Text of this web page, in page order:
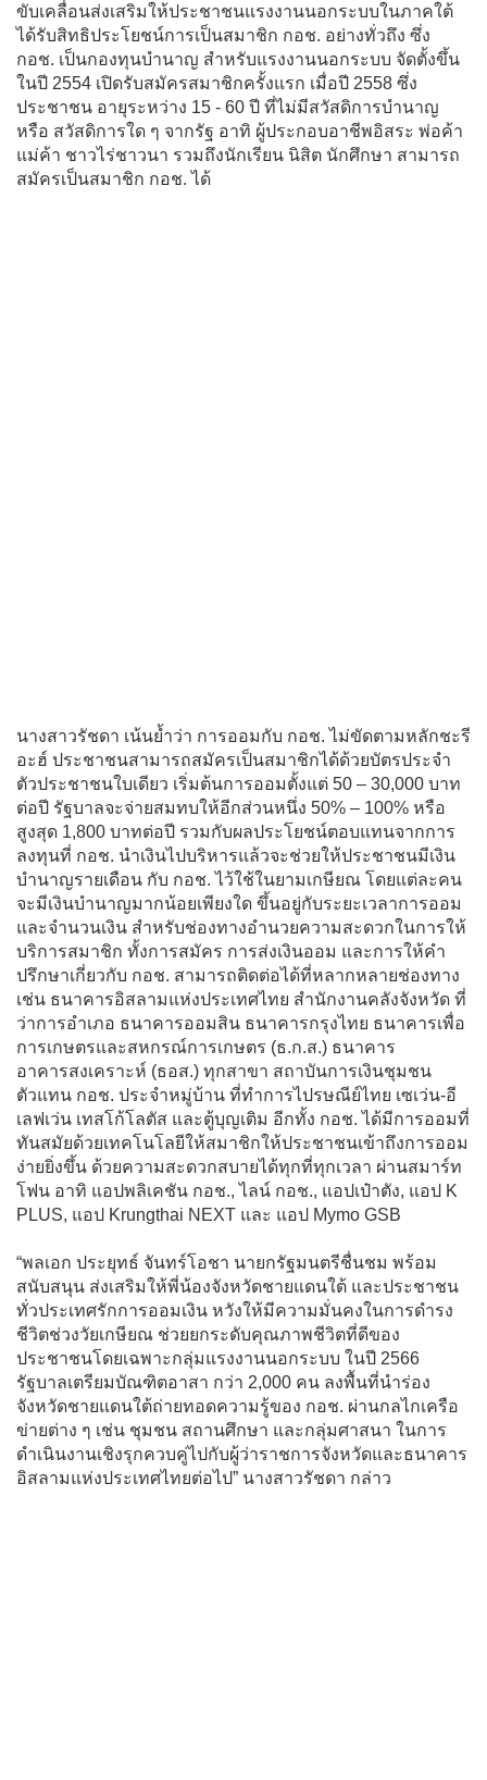
ขับเคลื่อนส่งเสริมให้ประชาชนแรงงานนอกระบบในภาคใต้
ได้รับสิทธิประโยชน์การเป็นสมาชิก กอช. อย่างทั่วถึง ซึ่ง
กอช. เป็นกองทุนบำนาญ สำหรับแรงงานนอกระบบ จัดตั้งขึ้น
ในปี 2554 เปิดรับสมัครสมาชิกครั้งแรก เมื่อปี 2558 ซึ่ง
ประชาชน อายุระหว่าง 15 - 60 ปี ที่ไม่มีสวัสดิการบำนาญ
หรือ สวัสดิการใด ๆ จากรัฐ อาทิ ผู้ประกอบอาชีพอิสระ พ่อค้า
แม่ค้า ชาวไร่ชาวนา รวมถึงนักเรียน นิสิต นักศึกษา สามารถ
สมัครเป็นสมาชิก กอช. ได้
นางสาวรัชดา เน้นย้ำว่า การออมกับ กอช. ไม่ขัดตามหลักชะรี
อะฮ์ ประชาชนสามารถสมัครเป็นสมาชิกได้ด้วยบัตรประจำ
ตัวประชาชนใบเดียว เริ่มต้นการออมตั้งแต่ 50 – 30,000 บาท
ต่อปี รัฐบาลจะจ่ายสมทบให้อีกส่วนหนึ่ง 50% – 100% หรือ
สูงสุด 1,800 บาทต่อปี รวมกับผลประโยชน์ตอบแทนจากการ
ลงทุนที่ กอช. นำเงินไปบริหารแล้วจะช่วยให้ประชาชนมีเงิน
บำนาญรายเดือน กับ กอช. ไว้ใช้ในยามเกษียณ โดยแต่ละคน
จะมีเงินบำนาญมากน้อยเพียงใด ขึ้นอยู่กับระยะเวลาการออม
และจำนวนเงิน สำหรับช่องทางอำนวยความสะดวกในการให้
บริการสมาชิก ทั้งการสมัคร การส่งเงินออม และการให้คำ
ปรึกษาเกี่ยวกับ กอช. สามารถติดต่อได้ที่หลากหลายช่องทาง
เช่น ธนาคารอิสลามแห่งประเทศไทย สำนักงานคลังจังหวัด ที่
ว่าการอำเภอ ธนาคารออมสิน ธนาคารกรุงไทย ธนาคารเพื่อ
การเกษตรและสหกรณ์การเกษตร (ธ.ก.ส.) ธนาคาร
อาคารสงเคราะห์ (ธอส.) ทุกสาขา สถาบันการเงินชุมชน
ตัวแทน กอช. ประจำหมู่บ้าน ที่ทำการไปรษณีย์ไทย เซเว่น-อี
เลฟเว่น เทสโก้โลตัส และตู้บุญเติม อีกทั้ง กอช. ได้มีการออมที่
ทันสมัยด้วยเทคโนโลยีให้สมาชิกให้ประชาชนเข้าถึงการออม
ง่ายยิ่งขึ้น ด้วยความสะดวกสบายได้ทุกที่ทุกเวลา ผ่านสมาร์ท
โฟน อาทิ แอปพลิเคชัน กอช., ไลน์ กอช., แอปเป๋าตัง, แอป K
PLUS, แอป Krungthai NEXT และ แอป Mymo GSB
“พลเอก ประยุทธ์ จันทร์โอชา นายกรัฐมนตรีชื่นชม พร้อม
สนับสนุน ส่งเสริมให้พี่น้องจังหวัดชายแดนใต้ และประชาชน
ทั่วประเทศรักการออมเงิน หวังให้มีความมั่นคงในการดำรง
ชีวิตช่วงวัยเกษียณ ช่วยยกระดับคุณภาพชีวิตที่ดีของ
ประชาชนโดยเฉพาะกลุ่มแรงงานนอกระบบ ในปี 2566
รัฐบาลเตรียมบัณฑิตอาสา กว่า 2,000 คน ลงพื้นที่นำร่อง
จังหวัดชายแดนใต้ถ่ายทอดความรู้ของ กอช. ผ่านกลไกเครือ
ข่ายต่าง ๆ เช่น ชุมชน สถานศึกษา และกลุ่มศาสนา ในการ
ดำเนินงานเชิงรุกควบคู่ไปกับผู้ว่าราชการจังหวัดและธนาคาร
อิสลามแห่งประเทศไทยต่อไป” นางสาวรัชดา กล่าว